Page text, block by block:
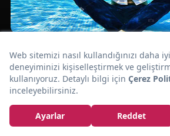
Mavi Anemon
Çiçeği Yağının
Faydaları ve
Kullanımı